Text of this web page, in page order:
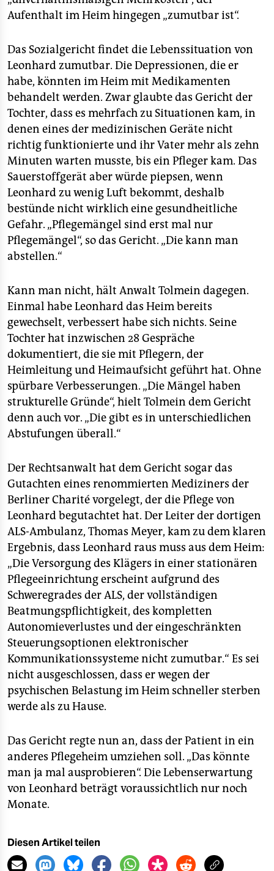
Aufenthalt im Heim hingegen „zumutbar ist“.
Das Sozialgericht findet die Lebenssituation von
Leonhard zumutbar. Die Depressionen, die er
habe, könnten im Heim mit Medikamenten
behandelt werden. Zwar glaubte das Gericht der
Tochter, dass es mehrfach zu Situationen kam, in
denen eines der medizinischen Geräte nicht
richtig funktionierte und ihr Vater mehr als zehn
Minuten warten musste, bis ein Pfleger kam. Das
Sauerstoffgerät aber würde piepsen, wenn
Leonhard zu wenig Luft bekommt, deshalb
bestünde nicht wirklich eine gesundheitliche
Gefahr. „Pflegemängel sind erst mal nur
Pflegemängel“, so das Gericht. „Die kann man
abstellen.“
Kann man nicht, hält Anwalt Tolmein dagegen.
Einmal habe Leonhard das Heim bereits
gewechselt, verbessert habe sich nichts. Seine
Tochter hat inzwischen 28 Gespräche
dokumentiert, die sie mit Pflegern, der
Heimleitung und Heimaufsicht geführt hat. Ohne
spürbare Verbesserungen. „Die Mängel haben
strukturelle Gründe“, hielt Tolmein dem Gericht
denn auch vor. „Die gibt es in unterschiedlichen
Abstufungen überall.“
Der Rechtsanwalt hat dem Gericht sogar das
Gutachten eines renommierten Mediziners der
Berliner Charité vorgelegt, der die Pflege von
Leonhard begutachtet hat. Der Leiter der dortigen
ALS-Ambulanz, Thomas Meyer, kam zu dem klaren
Ergebnis, dass Leonhard raus muss aus dem Heim:
„Die Versorgung des Klägers in einer stationären
Pflegeeinrichtung erscheint aufgrund des
Schweregrades der ALS, der vollständigen
Beatmungspflichtigkeit, des kompletten
Autonomieverlustes und der eingeschränkten
Steuerungsoptionen elektronischer
Kommunikationssysteme nicht zumutbar.“ Es sei
nicht ausgeschlossen, dass er wegen der
psychischen Belastung im Heim schneller sterben
werde als zu Hause.
Das Gericht regte nun an, dass der Patient in ein
anderes Pflegeheim umziehen soll. „Das könnte
man ja mal ausprobieren“. Die Lebenserwartung
von Leonhard beträgt voraussichtlich nur noch
Monate.
Diesen Artikel teilen